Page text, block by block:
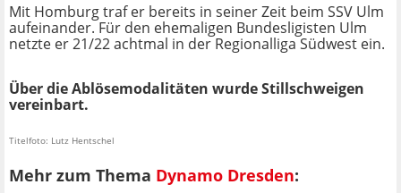
Mit Homburg traf er bereits in seiner Zeit beim SSV Ulm
aufeinander. Für den ehemaligen Bundesligisten Ulm
netzte er 21/22 achtmal in der Regionalliga Südwest ein.
Über die Ablösemodalitäten wurde Stillschweigen
vereinbart.
Titelfoto: Lutz Hentschel
Mehr zum Thema Dynamo Dresden: